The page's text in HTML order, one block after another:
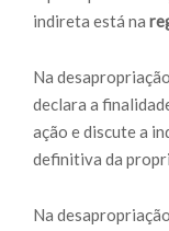
indireta está na
Na
declara a
ação e discute a
definitiva da
Na